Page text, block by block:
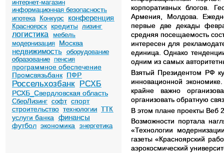
интернет-магазин
информационная безопасность
ипотека
Конкурс конференция
Красноярск кредиты лизинг
логистика
мебель
модернизация
Москва
недвижимость оборудование
образование пенсия
программное обеспечение
Промсвязьбанк ПФР
Россельхозбанк РСХБ
РСХБ_Свердловская область
СберЛизинг софт спорт
строительство технологии ТТК
услуги банка финансы
футбол экономика энергетика
корпоративных блогов.
Армения, Молдова.
первые две декады
средняя посещаемость
интересен для
единица. Однако
одним из самых
Взятый Президентом РФ
инновационной
крайне важно
организовать обратную
В этом плане проекты Веб
Возможности портала
«Технологии
газеты «Красноярский
аэрокосмический